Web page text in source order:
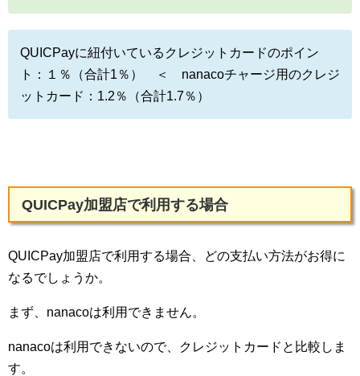
QUICPayに紐付いているクレジットカードのポイン
ト：１％（合計1％） ＜ nanacoチャージ用のクレジ
ットカード：1.2％（合計1.7％）
QUICPay加盟店で利用する場合
QUICPay加盟店で利用する場合、どの支払い方法がお得に
なるでしょうか。
まず、nanacoは利用できません。
nanacoは利用できないので、クレジットカードと比較しま
す。